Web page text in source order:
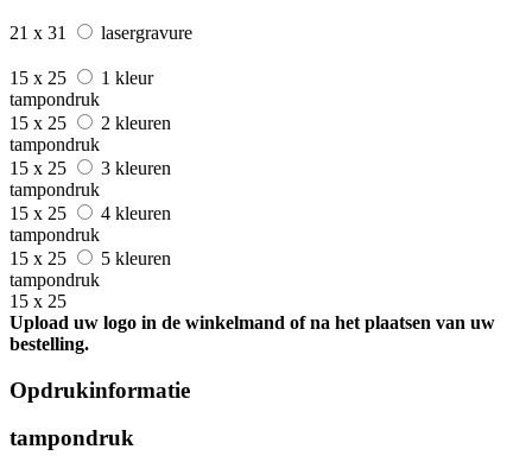
21 x 31 lasergravure
15 x 25
1 kleur
tampondruk
15 x 25
2 kleuren
tampondruk
15 x 25
3 kleuren
tampondruk
15 x 25
4 kleuren
tampondruk
15 x 25
5 kleuren
tampondruk
15 x 25
Upload uw logo in de winkelmand of na het plaatsen van uw
bestelling.
Opdrukinformatie
tampondruk